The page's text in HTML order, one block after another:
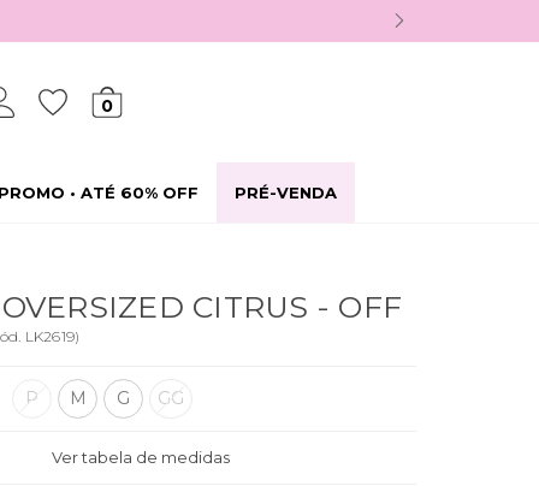
0
PROMO • ATÉ 60% OFF PRÉ-VENDA
CITRUS - OFF
LK2619)
P M G GG
Ver tabela de medidas